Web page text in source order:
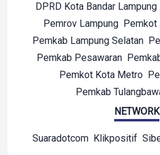
DPRD Kota Bandar Lampung
Pemrov Lampung Pemkot
Pemkab Lampung Selatan
Pemkab Pesawaran
Pemkot Kota Metro
Pemkab
NETWORK
Suaradotcom Klikpositif